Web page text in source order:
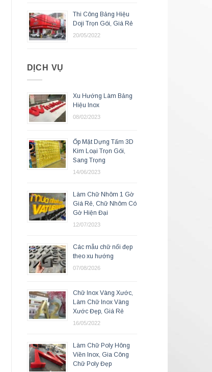
Thi Công Bảng Hiệu
Doji Trọn Gói, Giá Rẻ
20/05/2022
DỊCH VỤ
Xu Hướng Làm Bảng
Hiệu Inox
08/02/2023
Ốp Mặt Dựng Tấm 3D
Kim Loại Trọn Gói,
Sang Trọng
14/06/2023
Làm Chữ Nhôm 1 Gờ
Giá Rẻ, Chữ Nhôm Có
Gờ Hiện Đại
12/07/2023
Các mẫu chữ nổi đẹp
theo xu hướng
07/08/2026
Chữ Inox Vàng Xước,
Làm Chữ Inox Vàng
Xước Đẹp, Giá Rẻ
16/05/2022
Làm Chữ Poly Hông
Viền Inox, Gia Công
Chữ Poly Đẹp